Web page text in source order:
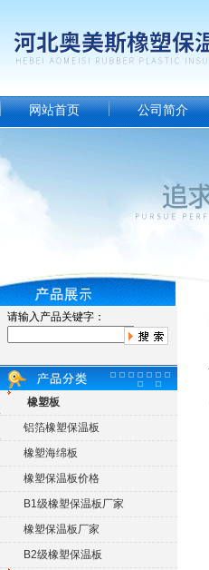
网站首页 公司简介
请输入产品关键字：
橡塑板
铝箔橡塑保温板
橡塑海绵板
橡塑保温板价格
B1级橡塑保温板厂家
橡塑保温板厂家
B2级橡塑保温板